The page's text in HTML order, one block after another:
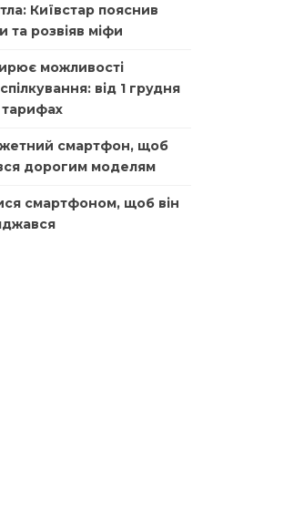
Київстар пояснив
та розвіяв міфи
можливості
від 1 грудня
тарифах
смартфон, щоб
дорогим моделям
смартфоном, щоб він